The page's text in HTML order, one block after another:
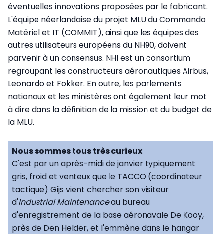
éventuelles innovations proposées par le fabricant.
L'équipe néerlandaise du projet MLU du Commando
Matériel et IT (COMMIT), ainsi que les équipes des
autres utilisateurs européens du NH90, doivent
parvenir à un consensus. NHI est un consortium
regroupant les constructeurs aéronautiques Airbus,
Leonardo et Fokker. En outre, les parlements
nationaux et les ministères ont également leur mot
à dire dans la définition de la mission et du budget de
la MLU.
Nous sommes tous très curieux
C'est par un après-midi de janvier typiquement
gris, froid et venteux que le TACCO (coordinateur
tactique) Gijs vient chercher son visiteur
d'Industrial Maintenanceau bureau
d'enregistrement de la base aéronavale De Kooy,
près de Den Helder, et l'emmène dans le hangar